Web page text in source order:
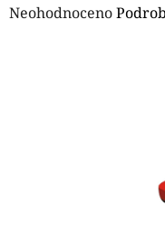
Průměrné
Neohodnoceno